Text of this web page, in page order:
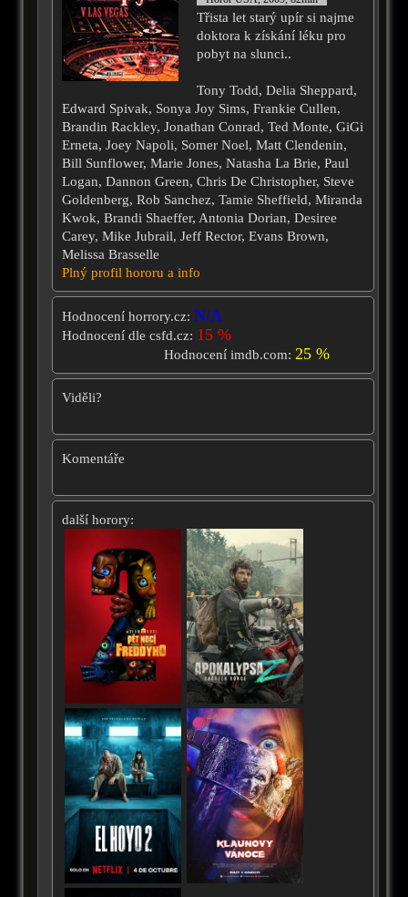
Třista let starý upír si najme
doktora k získání léku pro
pobyt na slunci..
Tony Todd, Delia Sheppard,
Edward Spivak, Sonya Joy Sims, Frankie Cullen,
Brandin Rackley, Jonathan Conrad, Ted Monte, GiGi
Erneta, Joey Napoli, Somer Noel, Matt Clendenin,
Bill Sunflower, Marie Jones, Natasha La Brie, Paul
Logan, Dannon Green, Chris De Christopher, Steve
Goldenberg, Rob Sanchez, Tamie Sheffield, Miranda
Kwok, Brandi Shaeffer, Antonia Dorian, Desiree
Carey, Mike Jubrail, Jeff Rector, Evans Brown,
Melissa Brasselle
Plný profil hororu a info
Hodnocení horrory.cz: N/A
Hodnocení dle csfd.cz: 15 %
Hodnocení imdb.com: 25 %
Viděli?
Komentáře
další horory: